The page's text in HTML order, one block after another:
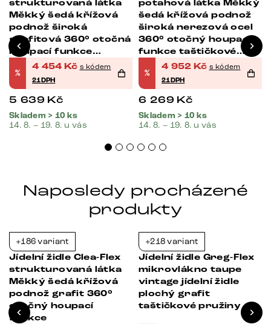
strukturovaná látka
Měkký šedá křížová
podnož široká
grafitová 360° otočná
houpací funkce
taštičkové pružiny
%
4 454 Kč s kódem
21DPH
5 639 Kč
Skladem > 10 ks
14. 8. – 19. 8. u vás
potahová látka Měkký
šedá křížová podnož
široká nerezová ocel
360° otočný houpací
funkce taštičkové
pružiny
%
4 952 Kč s kódem
21DPH
6 269 Kč
Skladem > 10 ks
14. 8. – 19. 8. u vás
Naposledy procházené
produkty
+186 variant
Jídelní židle Clea-Flex
strukturovaná látka
Měkký šedá křížová
podnož grafit 360°
otočný houpací
funkce
+218 variant
Jídelní židle Greg-Flex
mikrovlákno taupe
vintage jídelní židle
plochý grafit
taštičkové pružiny